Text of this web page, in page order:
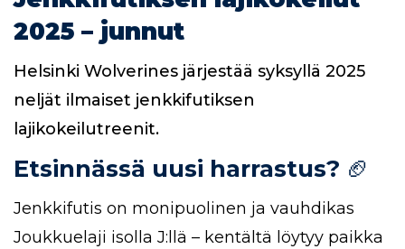
2025 – junnut
Helsinki Wolverines järjestää syksyllä 2025
neljät ilmaiset jenkkifutiksen
lajikokeilutreenit.
Etsinnässä uusi harrastus? 🏈
Jenkkifutis on monipuolinen ja vauhdikas
Joukkuelaji isolla J:llä – kentältä löytyy paikka